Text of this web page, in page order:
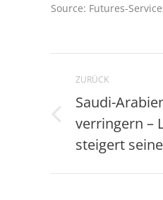
Source: Futures-
ZURÜCK
Vorheriger
Beitrag:
Saudi-
verringern –
steigert